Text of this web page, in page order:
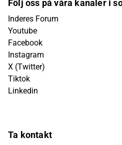
Följ oss på våra kanaler i
Inderes Forum
Youtube
Facebook
Instagram
X (Twitter)
Tiktok
Linkedin
Ta kontakt